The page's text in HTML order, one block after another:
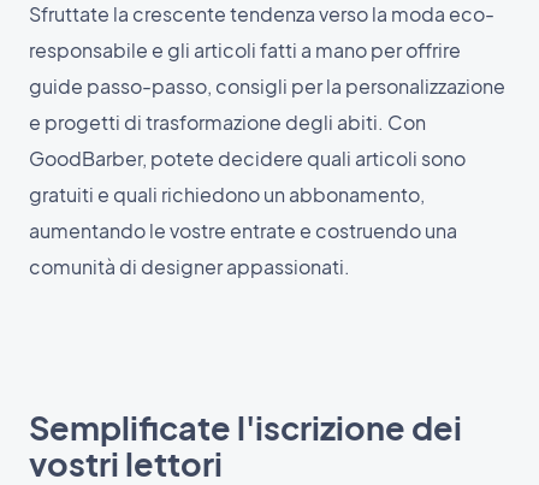
Sfruttate la crescente tendenza verso la moda eco-
responsabile e gli articoli fatti a mano per offrire
guide passo-passo, consigli per la personalizzazione
e progetti di trasformazione degli abiti. Con
GoodBarber, potete decidere quali articoli sono
gratuiti e quali richiedono un abbonamento,
aumentando le vostre entrate e costruendo una
comunità di designer appassionati.
Semplificate l'iscrizione dei
vostri lettori